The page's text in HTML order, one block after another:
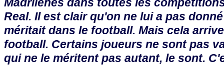
Real. Il est clair qu'on ne lui a pas
méritait dans le football. Mais cela
football. Certains joueurs ne sont pas
qui ne le méritent pas autant, le sont.